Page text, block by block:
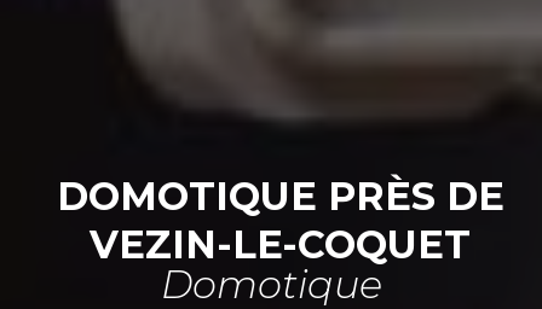
DOMOTIQUE PRÈS DE
VEZIN-LE-COQUET
Domotique